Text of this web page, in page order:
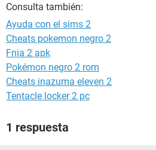
Consulta también:
Ayuda con el sims 2
Cheats pokemon negro 2
Fnia 2 apk
Pokémon negro 2 rom
Cheats inazuma eleven 2
Tentacle locker 2 pc
1 respuesta